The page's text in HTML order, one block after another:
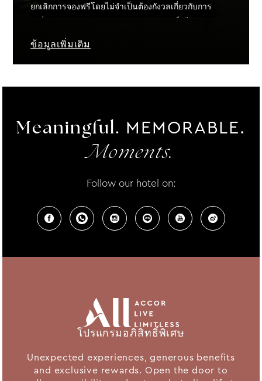
ยกเลิกการจองฟรีโดยไม่จำเป็นต้องกังวลเกี่ยวกับการ
เราและเพลิดเพลินกับการพักผ่อนที่ยืดหยุ่นที่สุดของคุณ
...
ข้อมูลเพิ่มเติม
Meaningful. MEMORABLE.
Moments.
Follow our hotel on:
โปรแกรมอภิสิทธิ์พิเศษ
Unexpected experiences, generous benefits
and exclusive rewards. Open the door to